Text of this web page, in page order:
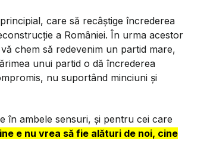
care să recâștige încrederea
a României. În urma acestor
chem să redevenim un partid mare,
unui partid o dă încrederea
nu suportând minciuni și
în ambele sensuri, și pentru cei care
e nu vrea să fie alături de noi, cine